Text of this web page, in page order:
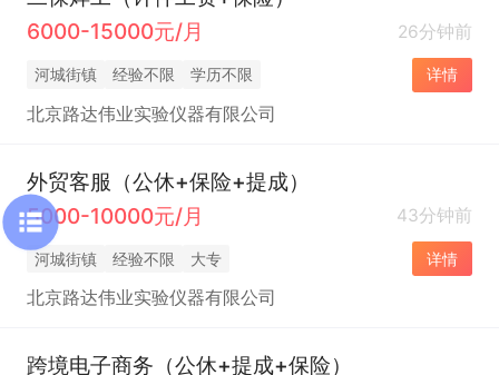
6000-15000元/月
26分钟前
河城街镇 经验不限 学历不限 详情
北京路达伟业实验仪器有限公司
外贸客服（公休+保险+提成）
5000-10000元/月
43分钟前
河城街镇 经验不限 大专 详情
北京路达伟业实验仪器有限公司
跨境电子商务（公休+提成+保险）